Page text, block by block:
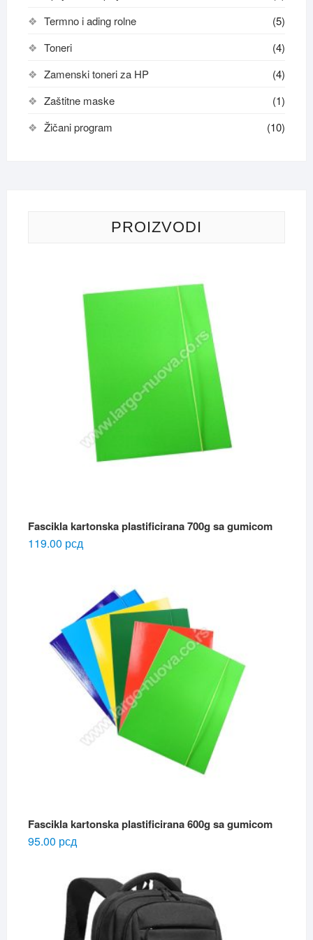
Termno i ading rolne
(5)
Toneri
(4)
Zamenski toneri za HP
(4)
Zaštitne maske
(1)
Žičani program
(10)
PROIZVODI
Fascikla kartonska plastificirana 700g sa gumicom
119.00 рсд
Fascikla kartonska plastificirana 600g sa gumicom
95.00 рсд